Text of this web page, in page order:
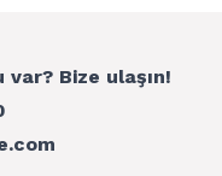
var? Bize ulaşın!